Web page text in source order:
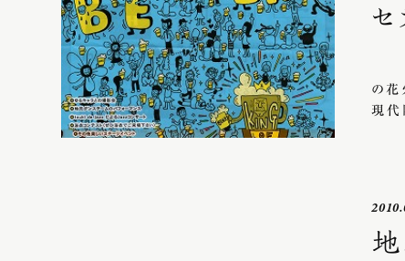
日
の花
現